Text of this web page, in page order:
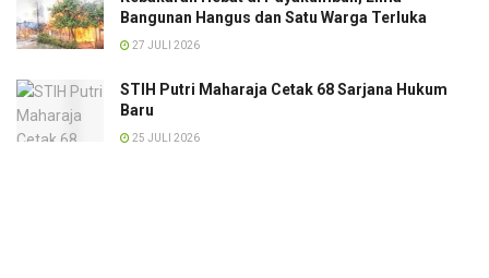
Bangunan Hangus dan Satu Warga Terluka
27 JULI 2026
STIH Putri Maharaja Cetak 68 Sarjana Hukum
Baru
25 JULI 2026